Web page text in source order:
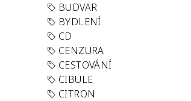
BUDVAR
BYDLENÍ
CD
CENZURA
CESTOVÁNÍ
CIBULE
CITRON